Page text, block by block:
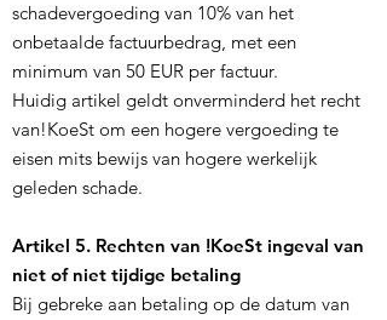
schadevergoeding van 10% van het
onbetaalde factuurbedrag, met een
minimum van 50 EUR per factuur.
Huidig artikel geldt onverminderd het recht
van!KoeSt om een hogere vergoeding te
eisen mits bewijs van hogere werkelijk
geleden schade.
Artikel 5. Rechten van !KoeSt ingeval van
niet of niet tijdige betaling
Bij gebreke aan betaling op de datum van